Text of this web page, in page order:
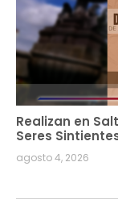
Realizan en
Seres
agosto 4, 2026